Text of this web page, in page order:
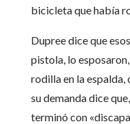
bicicleta que había
Dupree dice que
pistola, lo
rodilla en la espalda,
su demanda dice
terminó con